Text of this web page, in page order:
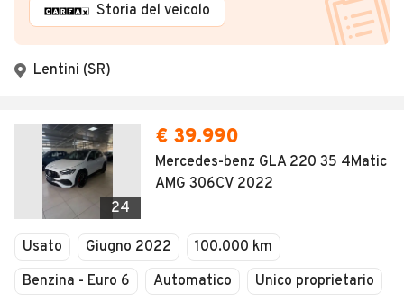
Storia del veicolo
Lentini (SR)
24
€ 39.990
Mercedes-benz GLA 220 35 4Matic
AMG 306CV 2022
Usato Giugno 2022
100.000 km
Benzina - Euro 6
Automatico Unico proprietario